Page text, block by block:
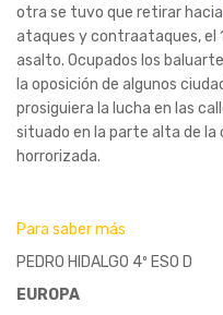
otra se tuvo que retirar hacia
ataques y contraataques, el
asalto. Ocupados los
la oposición de algunos
prosiguiera la lucha en las
situado en la parte alta de la
horrorizada.
Para saber más
PEDRO HIDALGO 4º ESO D
EUROPA